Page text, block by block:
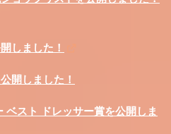
しました！
開しました！
ベスト ドレッサー賞を公開しま